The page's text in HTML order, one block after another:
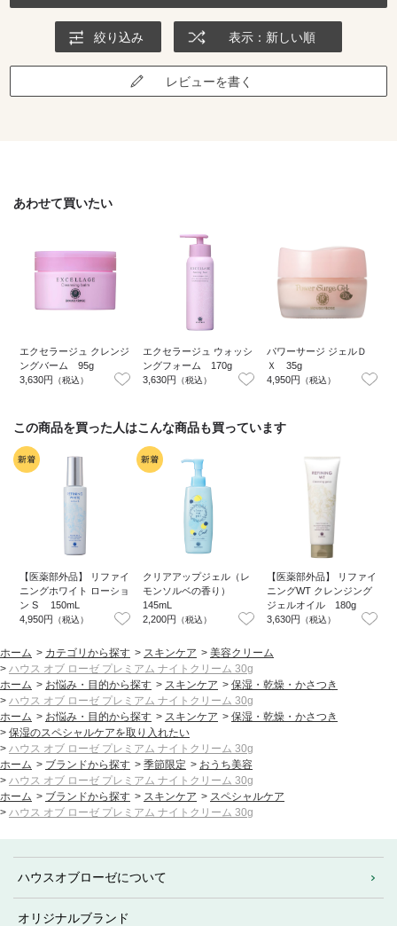
絞り込み 表示：新しい順
レビューを書く
あわせて買いたい
エクセラージュ クレンジ
ングバーム 95g
3,630円 （税込）
エクセラージュ ウォッシ
ングフォーム 170g
3,630円
（税込）
パワーサージ ジェルＤ
Ｘ 35g
4,950円 （税込）
この商品を買った人はこんな商品も買っています
【医薬部外品】 リファイ
ニングホワイト ローショ
ン S 150mL
4,950円 （税込）
クリアアップジェル（レ
モンソルベの香り）
145mL
2,200円
（税込）
【医薬部外品】 リファイ
ニングWT クレンジング
ジェルオイル 180g
3,630円 （税込）
ホーム > カテゴリから探す > スキンケア > 美容クリーム
> ハウス オブ ローゼ プレミアム ナイトクリーム 30g
ホーム > お悩み・目的から探す > スキンケア > 保湿・乾燥・かさつき
> ハウス オブ ローゼ プレミアム ナイトクリーム 30g
ホーム > お悩み・目的から探す > スキンケア > 保湿・乾燥・かさつき
> 保湿のスペシャルケアを取り入れたい
> ハウス オブ ローゼ プレミアム ナイトクリーム 30g
ホーム > ブランドから探す > 季節限定 > おうち美容
> ハウス オブ ローゼ プレミアム ナイトクリーム 30g
ホーム > ブランドから探す > スキンケア > スペシャルケア
> ハウス オブ ローゼ プレミアム ナイトクリーム 30g
ハウスオブローゼについて
オリジナルブランド